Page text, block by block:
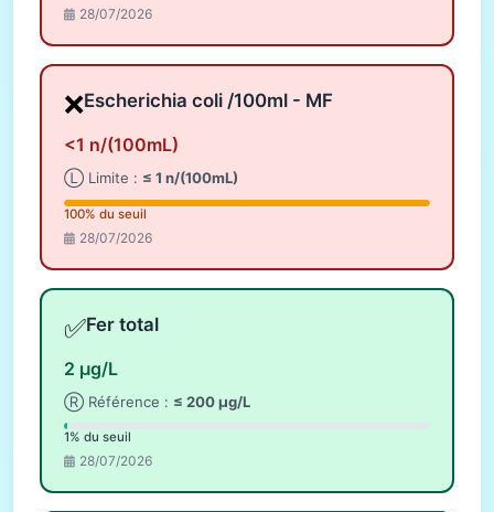
28/07/2026
❌Escherichia coli /100ml - MF
<1 n/(100mL)
Ⓛ Limite : ≤ 1 n/(100mL)
100% du seuil
28/07/2026
✅Fer total
2 µg/L
Ⓡ Référence : ≤ 200 µg/L
1% du seuil
28/07/2026